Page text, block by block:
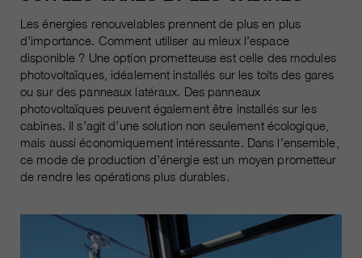
Les énergies renouvelables prennent de plus en plus
d’importance. Comment utiliser au mieux l’espace
disponible ? Une option prometteuse est celle des modules
photovoltaïques, idéalement installés sur les toits des gares
ou sur des panneaux latéraux. Des panneaux
photovoltaïques peuvent également être installés sur les
cabines. Il s’agit d’une solution non seulement écologique,
mais aussi économiquement intéressante. Dans l’ensemble,
ce mode de production d’énergie est un moyen prometteur
de rendre les opérations plus durables.